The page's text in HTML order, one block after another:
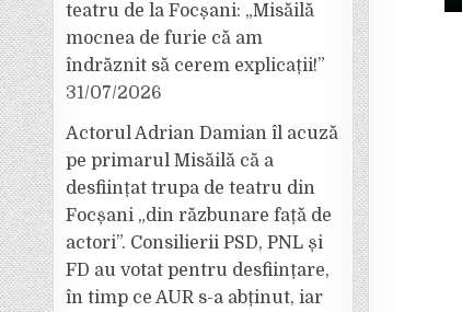
teatru de la Focșani: „Misăilă
mocnea de furie că am
îndrăznit să cerem explicații!”
31/07/2026
Actorul Adrian Damian îl acuză
pe primarul Misăilă că a
desființat trupa de teatru din
Focșani „din răzbunare față de
actori”. Consilierii PSD, PNL și
FD au votat pentru desființare,
în timp ce AUR s-a abținut, iar